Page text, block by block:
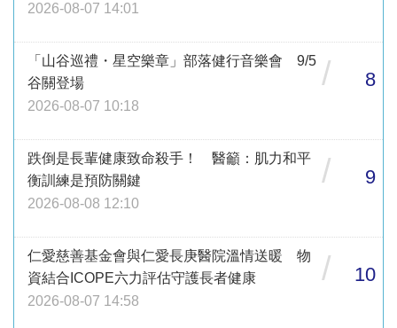
2026-08-07 14:01
「山谷巡禮・星空樂章」部落健行音樂會 9/5
谷關登場
2026-08-07 10:18
/ 8
跌倒是長輩健康致命殺手！ 醫籲：肌力和平
衡訓練是預防關鍵
2026-08-08 12:10
/ 9
仁愛慈善基金會與仁愛長庚醫院溫情送暖 物
資結合ICOPE六力評估守護長者健康
2026-08-07 14:58
/ 10